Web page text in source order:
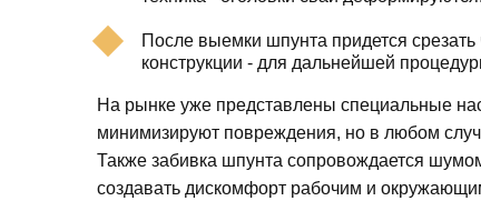
После выемки шпунта придется
конструкции - для дальнейшей
На рынке уже представлены специальные
минимизируют повреждения, но в любом
Также забивка шпунта сопровождается
создавать дискомфорт рабочим и